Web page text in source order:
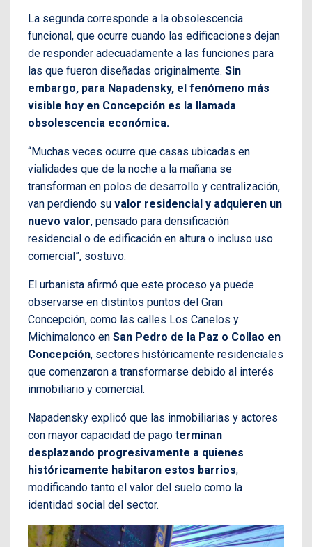
La segunda corresponde a la obsolescencia
funcional, que ocurre cuando las edificaciones dejan
de responder adecuadamente a las funciones para
las que fueron diseñadas originalmente. Sin
embargo, para Napadensky, el fenómeno más
visible hoy en Concepción es la llamada
obsolescencia económica.
“Muchas veces ocurre que casas ubicadas en
vialidades que de la noche a la mañana se
transforman en polos de desarrollo y centralización,
van perdiendo su valor residencial y adquieren un
nuevo valor, pensado para densificación
residencial o de edificación en altura o incluso uso
comercial”, sostuvo.
El urbanista afirmó que este proceso ya puede
observarse en distintos puntos del Gran
Concepción, como las calles Los Canelos y
Michimalonco en San Pedro de la Paz o Collao en
Concepción, sectores históricamente residenciales
que comenzaron a transformarse debido al interés
inmobiliario y comercial.
Napadensky explicó que las inmobiliarias y actores
con mayor capacidad de pago terminan
desplazando progresivamente a quienes
históricamente habitaron estos barrios,
modificando tanto el valor del suelo como la
identidad social del sector.